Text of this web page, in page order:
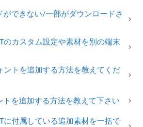
ができない/一部がダウンロードさ
のカスタム設定や素材を別の端末
ントを追加する方法を教えてくだ
トを追加する方法を教えて下さい
に付属している追加素材を一括で